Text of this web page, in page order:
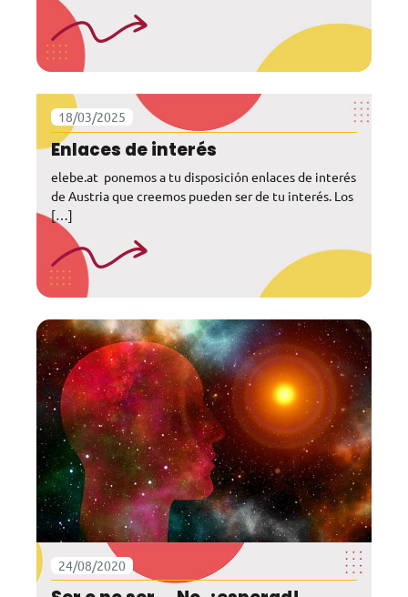
18/03/2025
Enlaces de interés
elebe.at ponemos a tu disposición enlaces de interés
de Austria que creemos pueden ser de tu interés. Los
[…]
24/08/2020